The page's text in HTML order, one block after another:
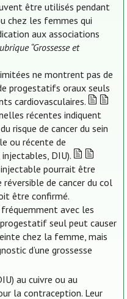
être utilisés pendant
chez les femmes qui
aux associations
“Grossesse et
ne montrent pas de
progestatifs oraux seuls
cardiovasculaires.
récentes indiquent
risque de cancer du sein
ou récente de
DIU).
pourrait être
réversible de cancer du col
être confirmé.
fréquemment avec les
seul peut causer
chez la femme, mais
d’une grossesse
au cuivre ou au
la contraception. Leur